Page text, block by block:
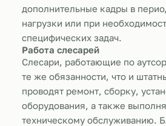
дополнительные кадры в
нагрузки или при
специфических задач.
Работа слесарей
Слесари, работающие по
те же обязанности, что и
проводят ремонт, сборку,
оборудования, а также
техническому обслуживанию.